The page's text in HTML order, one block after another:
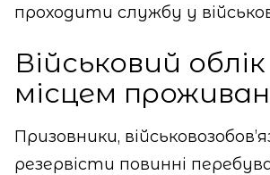
проходити службу у
Військовий
місцем
Призовники,
резервісти повинні